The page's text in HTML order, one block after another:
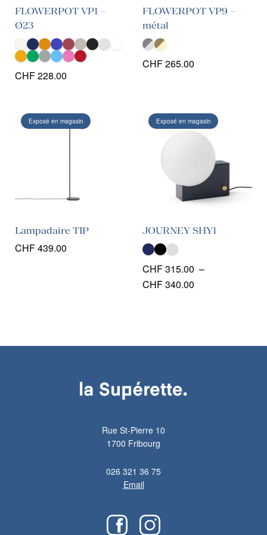
FLOWERPOT VP1 –
Ø23
CHF228.00
FLOWERPOT VP9 –
métal
CHF265.00
Lampadaire TIP
CHF439.00
Exposé en magasin
JOURNEY SHY1
CHF315.00 –
CHF340.00
à
Exposé en magasin
Rue St-Pierre 10
1700 Fribourg
026 321 36 75
Email